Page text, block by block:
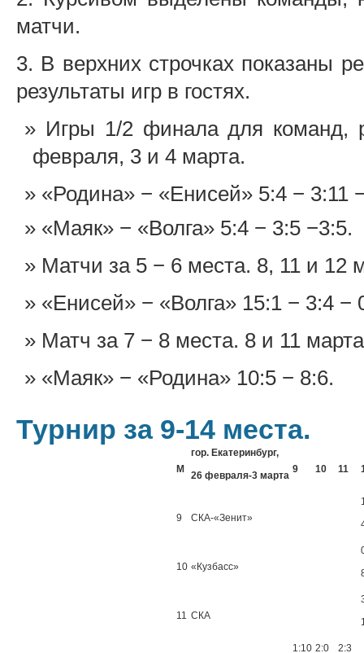
матчи.
3. В верхних строчках показаны
результаты игр в гостях.
Игры 1/2 финала для команд,
февраля, 3 и 4 марта.
«Родина» − «Енисей» 5:4 − 3:11
«Маяк» − «Волга» 5:4 − 3:5 −3:5.
Матчи за 5 − 6 места. 8, 11 и 12
«Енисей» − «Волга» 15:1 − 3:4 −
Матч за 7 − 8 места. 8 и 11
«Маяк» − «Родина» 10:5 − 8:6.
Турнир за 9-14 места.
М
гор. Екатеринбург,
26 февраля-3 марта
9 10 11
9 СКА-«Зенит»
10 «Кузбасс»
11 СКА
1:10 2:0 2:3